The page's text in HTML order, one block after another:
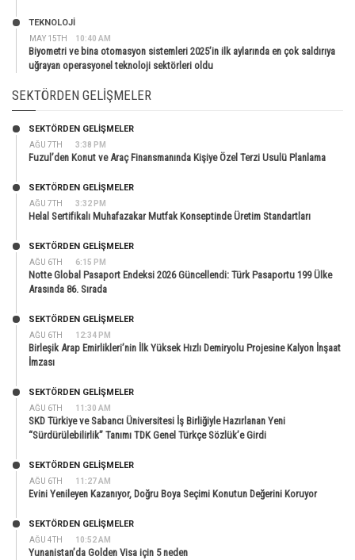
MAY 15TH 10:40 AM
TEKNOLOJİ
Biyometri ve bina otomasyon sistemleri 2025’in ilk aylarında en çok saldırıya
uğrayan operasyonel teknoloji sektörleri oldu
SEKTÖRDEN GELIŞMELER
AĞU 7TH 3:38 PM
SEKTÖRDEN GELIŞMELER
Fuzul’den Konut ve Araç Finansmanında Kişiye Özel Terzi Usulü Planlama
AĞU 7TH 3:32 PM
SEKTÖRDEN GELIŞMELER
Helal Sertifikalı Muhafazakar Mutfak Konseptinde Üretim Standartları
AĞU 6TH 6:15 PM
SEKTÖRDEN GELIŞMELER
Notte Global Pasaport Endeksi 2026 Güncellendi: Türk Pasaportu 199 Ülke
Arasında 86. Sırada
AĞU 6TH 12:34 PM
SEKTÖRDEN GELIŞMELER
Birleşik Arap Emirlikleri’nin İlk Yüksek Hızlı Demiryolu Projesine Kalyon İnşaat
İmzası
AĞU 6TH 11:30 AM
SEKTÖRDEN GELIŞMELER
SKD Türkiye ve Sabancı Üniversitesi İş Birliğiyle Hazırlanan Yeni
“Sürdürülebilirlik” Tanımı TDK Genel Türkçe Sözlük’e Girdi
AĞU 6TH 11:27 AM
SEKTÖRDEN GELIŞMELER
Evini Yenileyen Kazanıyor, Doğru Boya Seçimi Konutun Değerini Koruyor
AĞU 4TH 10:52 AM
SEKTÖRDEN GELIŞMELER
Yunanistan’da Golden Visa için 5 neden